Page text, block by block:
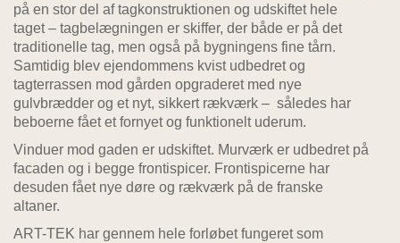
på en stor del af tagkonstruktionen og udskiftet hele
taget – tagbelægningen er skiffer, der både er på det
traditionelle tag, men også på bygningens fine tårn.
Samtidig blev ejendommens kvist udbedret og
tagterrassen mod gården opgraderet med nye
gulvbrædder og et nyt, sikkert rækværk – således har
beboerne fået et fornyet og funktionelt uderum.
Vinduer mod gaden er udskiftet. Murværk er udbedret på
facaden og i begge frontispicer. Frontispicerne har
desuden fået nye døre og rækværk på de franske
altaner.
ART-TEK har gennem hele forløbet fungeret som